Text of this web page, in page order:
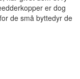
er dog
de små byttedyr de